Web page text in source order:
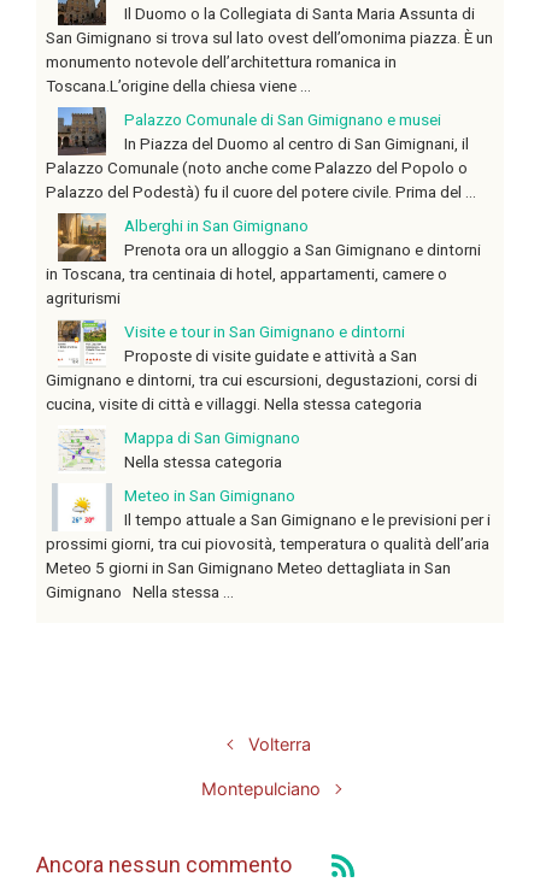
Il Duomo o la Collegiata di Santa Maria Assunta di
San Gimignano si trova sul lato ovest dell’omonima piazza. È un
monumento notevole dell’architettura romanica in
Toscana.L’origine della chiesa viene ...
Palazzo Comunale di San Gimignano e musei
In Piazza del Duomo al centro di San Gimignani, il
Palazzo Comunale (noto anche come Palazzo del Popolo o
Palazzo del Podestà) fu il cuore del potere civile. Prima del ...
Alberghi in San Gimignano
Prenota ora un alloggio a San Gimignano e dintorni
in Toscana, tra centinaia di hotel, appartamenti, camere o
agriturismi
Visite e tour in San Gimignano e dintorni
Proposte di visite guidate e attività a San
Gimignano e dintorni, tra cui escursioni, degustazioni, corsi di
cucina, visite di città e villaggi. Nella stessa categoria
Mappa di San Gimignano
Nella stessa categoria
Meteo in San Gimignano
Il tempo attuale a San Gimignano e le previsioni per i
prossimi giorni, tra cui piovosità, temperatura o qualità dell’aria
Meteo 5 giorni in San Gimignano Meteo dettagliata in San
Gimignano Nella stessa ...
Volterra
Montepulciano
Ancora nessun commento